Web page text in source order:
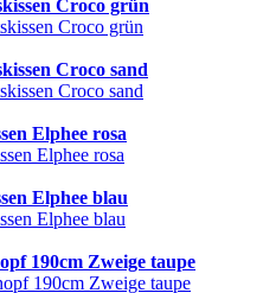
Croco grün
Croco sand
Elphee rosa
Elphee blau
190cm Zweige taupe